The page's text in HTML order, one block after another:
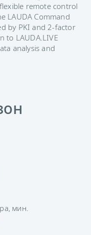
remote control
LAUDA Command
by PKI and 2-factor
to LAUDA.LIVE
analysis and
мин.